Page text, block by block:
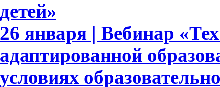
детей»
26 января | Вебинар
адаптированной
условиях